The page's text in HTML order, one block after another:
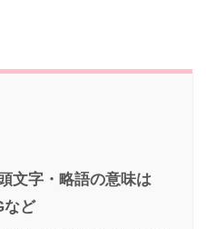
文字・略語の意味は
など